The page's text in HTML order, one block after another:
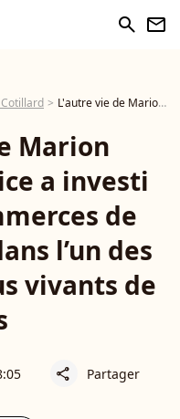
search newsletter
L'autre vie de Marion Cotillard : l'actrice a investi dans deux commerces de bouche, situés dans l’un des quartiers les plus vivants de Paris
Marion
a investi
de
l’un des
vivants de
share Partager